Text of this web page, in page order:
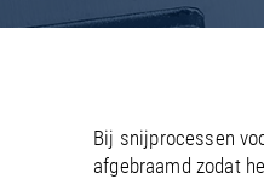
France/EN FR
/
/EN
/
Bij snijprocessen
afgebraamd zodat